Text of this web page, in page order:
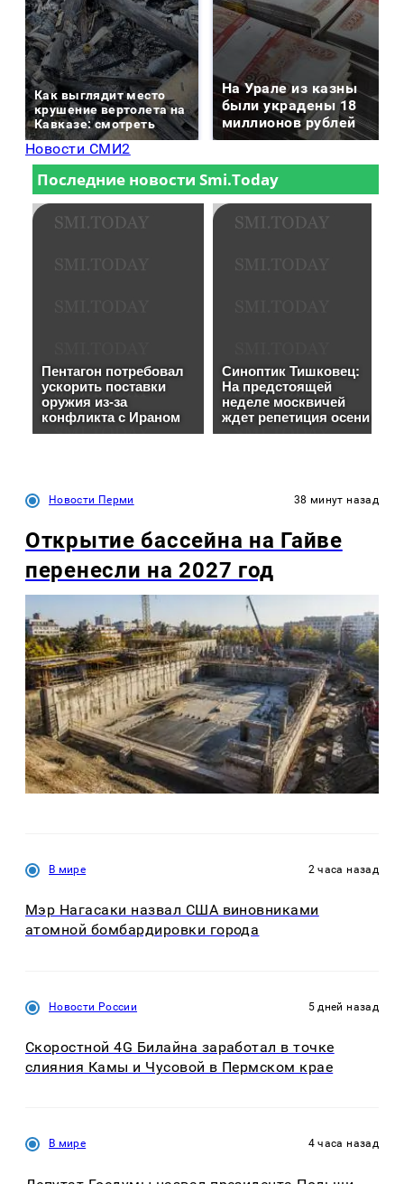
Как выглядит место
крушение вертолета на
Кавказе: смотреть
На Урале из казны
были украдены 18
миллионов рублей
Новости СМИ2
Новости Перми 38 минут назад
Открытие бассейна на Гайве
перенесли на 2027 год
В мире 2 часа назад
Мэр Нагасаки назвал США виновниками
атомной бомбардировки города
Новости России 5 дней назад
Скоростной 4G Билайна заработал в точке
слияния Камы и Чусовой в Пермском крае
В мире 4 часа назад